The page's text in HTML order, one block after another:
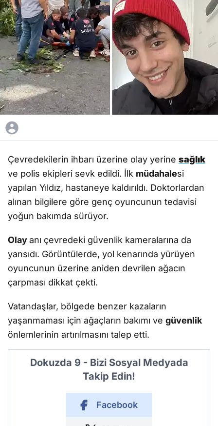
Çevredekilerin ihbarı üzerine olay yerine sağlık
ve polis ekipleri sevk edildi. İlk müdahalesi
yapılan Yıldız, hastaneye kaldırıldı. Doktorlardan
alınan bilgilere göre genç oyuncunun tedavisi
yoğun bakımda sürüyor.
Olayanı çevredeki güvenlik kameralarına da
yansıdı. Görüntülerde, yol kenarında yürüyen
oyuncunun üzerine aniden devrilen ağacın
çarpması dikkat çekti.
Vatandaşlar, bölgede benzer kazaların
yaşanmaması için ağaçların bakımı ve güvenlik
önlemlerinin artırılmasını talep etti.
Dokuzda 9 - Bizi Sosyal Medyada
Takip Edin!
Facebook